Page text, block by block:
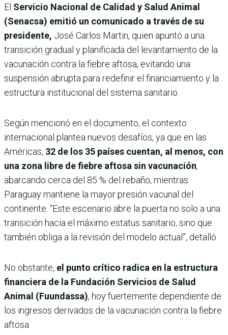
El Servicio Nacional de Calidad y Salud Animal
(Senacsa) emitió un comunicado a través de su
presidente, José Carlos Martin, quien apuntó a una
transición gradual y planificada del levantamiento de la
vacunación contra la fiebre aftosa, evitando una
suspensión abrupta para redefinir el financiamiento y la
estructura institucional del sistema sanitario.
Según mencionó en el documento, el contexto
internacional plantea nuevos desafíos, ya que en las
Américas, 32 de los 35 países cuentan, al menos, con
una zona libre de fiebre aftosa sin vacunación,
abarcando cerca del 85 % del rebaño, mientras
Paraguay mantiene la mayor presión vacunal del
continente. “Este escenario abre la puerta no solo a una
transición hacia el máximo estatus sanitario, sino que
también obliga a la revisión del modelo actual”, detalló.
No obstante, el punto crítico radica en la estructura
financiera de la Fundación Servicios de Salud
Animal (Fuundassa), hoy fuertemente dependiente de
los ingresos derivados de la vacunación contra la fiebre
aftosa.